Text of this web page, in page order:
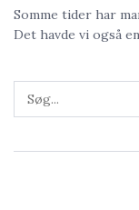
Somme tider har
Det havde vi også